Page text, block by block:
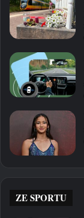
ZE SPORTU